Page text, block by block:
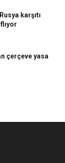
karşıtı
çerçeve yasa